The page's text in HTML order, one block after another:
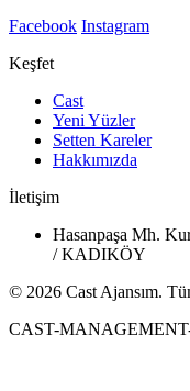
Facebook Instagram
Keşfet
Cast
Yeni Yüzler
Setten Kareler
Hakkımızda
İletişim
Hasanpaşa Mh.
/ KADIKÖY
© 2026 Cast Ajansım.
CAST-